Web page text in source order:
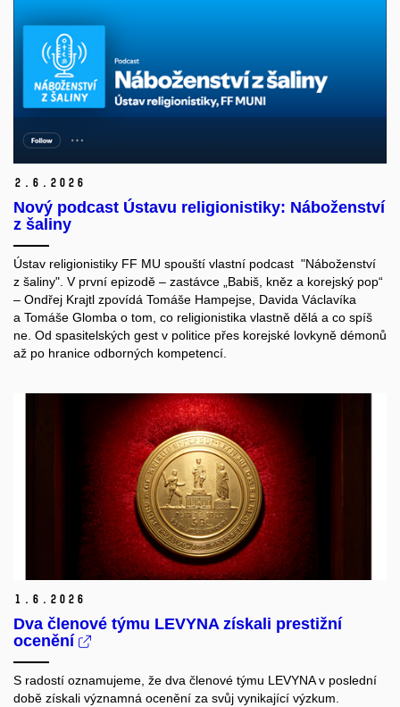
2. 6. 2026
Nový podcast Ústavu religionistiky: Náboženství
z šaliny
Ústav religionistiky FF MU spouští vlastní podcast "Náboženství
z šaliny". V první epizodě – zastávce „Babiš, kněz a korejský pop“
– Ondřej Krajtl zpovídá Tomáše Hampejse, Davida Václavíka
a Tomáše Glomba o tom, co religionistika vlastně dělá a co spíš
ne. Od spasitelských gest v politice přes korejské lovkyně démonů
až po hranice odborných kompetencí.
1. 6. 2026
Dva členové týmu LEVYNA získali prestižní
ocenění
S radostí oznamujeme, že dva členové týmu LEVYNA v poslední
době získali významná ocenění za svůj vynikající výzkum.